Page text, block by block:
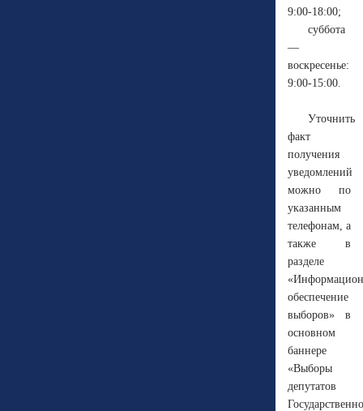
9:00-18:00;
суббота
—
воскресенье:
9:00-15:00.
Уточнить
факт
получения
уведомлений
можно по
указанным
телефонам, а
также в
разделе
«
обеспечение
выборов» в
основном
баннере
«Выборы
депутатов